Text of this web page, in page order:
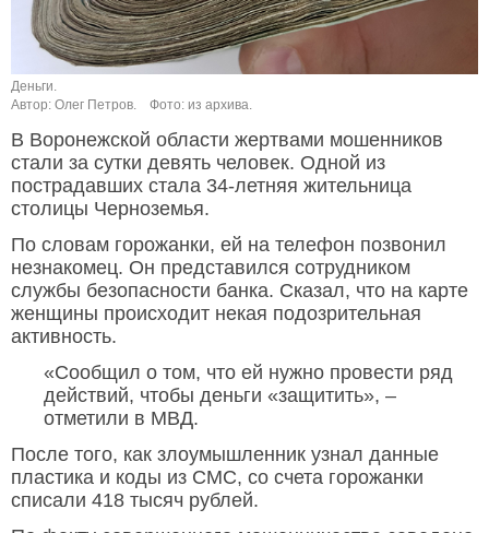
Деньги.
Автор: Олег Петров.
Фото: из архива.
В Воронежской области жертвами мошенников
стали за сутки девять человек. Одной из
пострадавших стала 34-летняя жительница
столицы Черноземья.
По словам горожанки, ей на телефон позвонил
незнакомец. Он представился сотрудником
службы безопасности банка. Сказал, что на карте
женщины происходит некая подозрительная
активность.
«Сообщил о том, что ей нужно провести ряд
действий, чтобы деньги «защитить», –
отметили в МВД.
После того, как злоумышленник узнал данные
пластика и коды из СМС, со счета горожанки
списали 418 тысяч рублей.